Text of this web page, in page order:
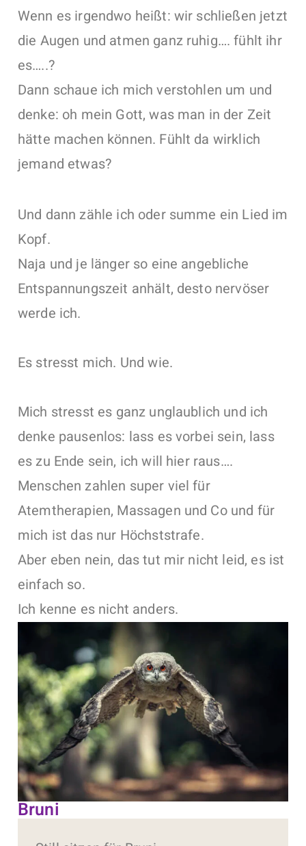
Wenn es irgendwo heißt: wir schließen jetzt
die Augen und atmen ganz ruhig…. fühlt ihr
es…..?
Dann schaue ich mich verstohlen um und
denke: oh mein Gott, was man in der Zeit
hätte machen können. Fühlt da wirklich
jemand etwas?
Und dann zähle ich oder summe ein Lied im
Kopf.
Naja und je länger so eine angebliche
Entspannungszeit anhält, desto nervöser
werde ich.
Es stresst mich. Und wie.
Mich stresst es ganz unglaublich und ich
denke pausenlos: lass es vorbei sein, lass
es zu Ende sein, ich will hier raus….
Menschen zahlen super viel für
Atemtherapien, Massagen und Co und für
mich ist das nur Höchststrafe.
Aber eben nein, das tut mir nicht leid, es ist
einfach so.
Ich kenne es nicht anders.
Bruni